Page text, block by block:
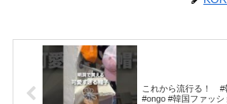
これから流行る！ #
#ongo #韓国ファッ